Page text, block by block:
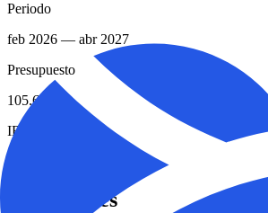
Periodo
feb 2026 — abr 2027
Presupuesto
105.663€
IRPF / 0,7%
Localidades